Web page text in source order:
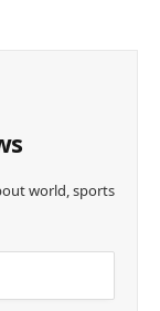
world, sports